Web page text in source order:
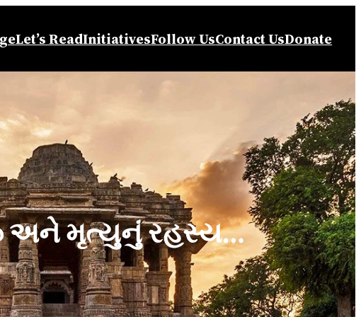
Let’s ReadInitiativesFollow UsContact UsDonate
અને મૃત્યુનું રહસ્ય…